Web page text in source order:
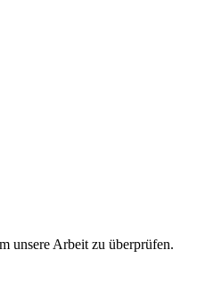
unsere Arbeit zu überprüfen.